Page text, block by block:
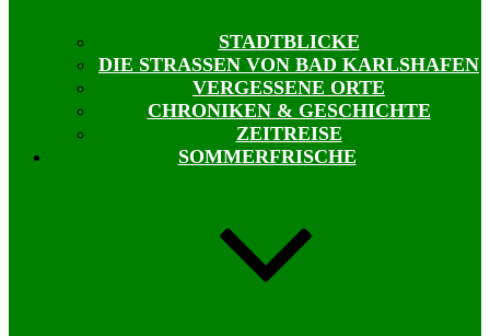
STADTBLICKE
DIE STRASSEN VON BAD KARLSHAFEN
VERGESSENE ORTE
CHRONIKEN & GESCHICHTE
ZEITREISE
SOMMERFRISCHE